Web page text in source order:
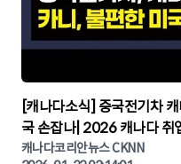
▶
[캐나다소식] 중국전기차
국 손잡나| 2026 캐나다 취
나다뉴스 | CKNNEWS, 캐나
캐나다코리안뉴스 CKNN